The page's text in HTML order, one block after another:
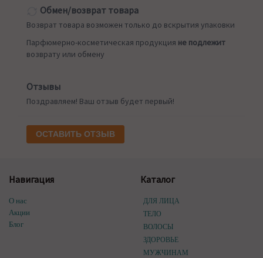
Обмен/возврат товара
Возврат товара возможен только до вскрытия упаковки
Парфюмерно-косметическая продукция не подлежит
возврату или обмену
Отзывы
Поздравляем! Ваш отзыв будет первый!
ОСТАВИТЬ ОТЗЫВ
Навигация
О нас
Акции
Блог
Каталог
ДЛЯ ЛИЦА
ТЕЛО
ВОЛОСЫ
ЗДОРОВЬЕ
МУЖЧИНАМ